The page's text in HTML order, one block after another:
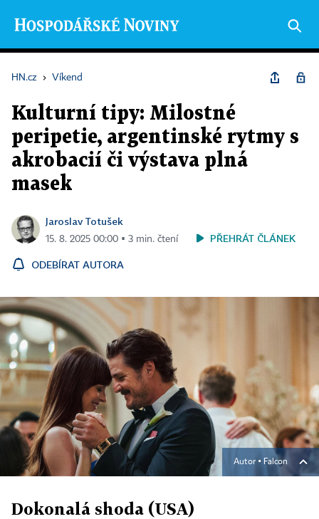
HN.cz › Víkend
Kulturní tipy: Milostné
peripetie, argentinské rytmy s
akrobacií či výstava plná
masek
Jaroslav Totušek
15. 8. 2025 00:00 ▪ 3 min. čtení PŘEHRÁT ČLÁNEK
ODEBÍRAT AUTORA
Autor ▪ Falcon
Dokonalá shoda (USA)